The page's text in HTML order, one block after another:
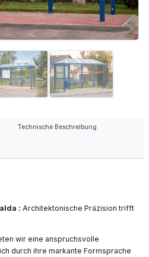
Technische Beschreibung
: Architektonische Präzision trifft
wir eine anspruchsvolle
durch ihre markante Formsprache